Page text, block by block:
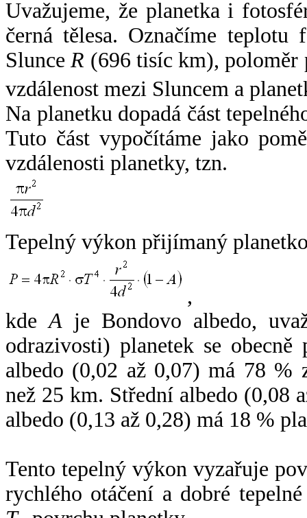
Uvažujeme, že planetka i
černá tělesa. Označíme
SlunceR (696 tisíc km),
vzdálenost mezi Sluncem a
Na planetku dopadá část
Tuto část vypočítáme jako
vzdálenosti planetky, tzn.
Tepelný výkon přijímaný
,
kdeA je Bondovo albedo,
odrazivosti) planetek se
albedo (0,02 až 0,07) má 78 %
než 25 km. Střední albedo (0,08
albedo (0,13 až 0,28) má 18 %
Tento tepelný výkon vyzařuje
rychlého otáčení a dobré